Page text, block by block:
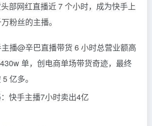
部网红直播近 7 个小时，成为快手上
粉丝的主播。
播@辛巴直播带货 6 小时总营业额高
单，创电商单场带货奇迹，最终
亿多。